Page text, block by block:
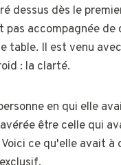
dessus dès le
pas accompagnée de
table. Il est venu
: la clarté.
en qui elle
être celle qui
ce qu'elle avait à